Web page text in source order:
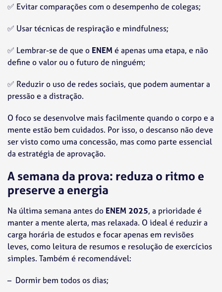
✅ Evitar comparações com o desempenho de colegas;
✅ Usar técnicas de respiração e mindfulness;
✅ Lembrar-se de que o ENEM é apenas uma etapa, e não
define o valor ou o futuro de ninguém;
✅ Reduzir o uso de redes sociais, que podem aumentar a
pressão e a distração.
O foco se desenvolve mais facilmente quando o corpo e a
mente estão bem cuidados. Por isso, o descanso não deve
ser visto como uma concessão, mas como parte essencial
da estratégia de aprovação.
A semana da prova: reduza o ritmo e
preserve a energia
Na última semana antes do ENEM 2025, a prioridade é
manter a mente alerta, mas relaxada. O ideal é reduzir a
carga horária de estudos e focar apenas em revisões
leves, como leitura de resumos e resolução de exercícios
simples. Também é recomendável:
– Dormir bem todos os dias;